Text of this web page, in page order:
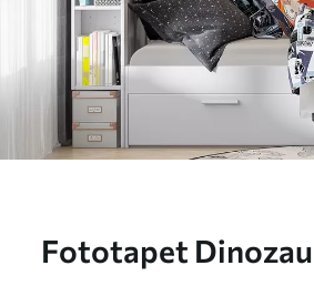
Fototapet